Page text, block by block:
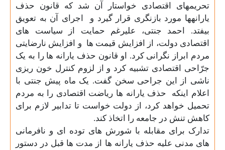
تحریمهای اقتصادی خواستار آن شد که قانون حذف
یارانهها مورد بازنگری قرار گیرد و
اجرای آن به تعویق
بیفتد. احمد جنتی، علیرغم حمایت از سیاست
های
اقتصادی دولت، از افزایش قیمت ها و افزایش نارضایتی
مردم ابراز نگرانی کرد. او قانون حذف یارانه ها را به یک
جرّاحی اقتصادی تشبیه کرد و از لزوم کنترل خون ریزی
ناشی از این جراحی سخن گفت. یک ماه پیش جنتی با
اعلام اینکه
حذف یارانه ها ریاضت اقتصادی را به مردم
تحمیل خواهد کرد، از دولت خواست تا تدابیر لازم برای
کاهش تنش در جامعه را اتخاذ کند.
تدارک برای مقابله با شورش های توده ای و نافرمانی
های مدنی علیه حذف یارانه ها از مدت ها قبل در دستور